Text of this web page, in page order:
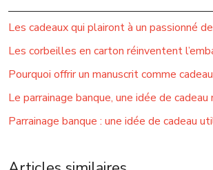
Les cadeaux qui plairont à un passionné
Les corbeilles en carton réinventent
Pourquoi offrir un manuscrit comme
Le parrainage banque, une idée de
Parrainage banque : une idée de cadeau